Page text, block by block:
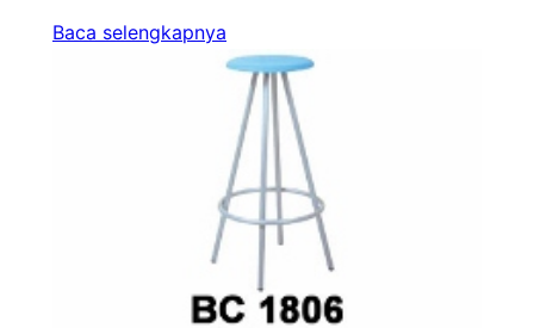
Baca selengkapnya